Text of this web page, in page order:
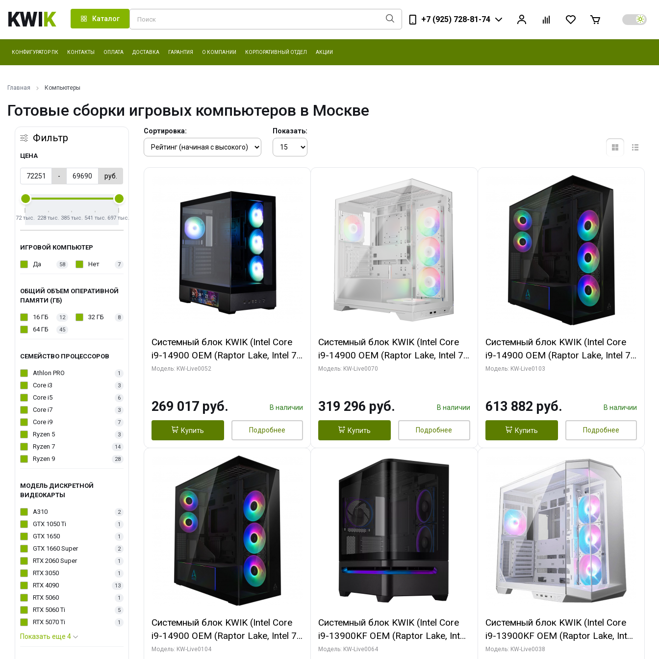
KWIK Каталог +7 (925) 728-81-74
КОНФИГУРАТОР ПК КОНТАКТЫ ОПЛАТА ДОСТАВКА ГАРАНТИЯ О КОМПАНИИ КОРПОРАТИВНЫЙ ОТДЕЛ АКЦИИ
Главная Компьютеры
Готовые сборки игровых компьютеров в Москве
Фильтр
ЦЕНА
- руб.
72 тыс. 228 тыс. 385 тыс. 541 тыс. 697 тыс.
ИГРОВОЙ КОМПЬЮТЕР
Да 58 Нет 7
ОБЩИЙ ОБЪЕМ ОПЕРАТИВНОЙ
ПАМЯТИ (ГБ)
16 ГБ 12 32 ГБ 8
64 ГБ 45
СЕМЕЙСТВО ПРОЦЕССОРОВ
Athlon PRO 1
Core i3 3
Core i5 6
Core i7 3
Core i9 7
Ryzen 5 3
Ryzen 7 14
Ryzen 9 28
МОДЕЛЬ ДИСКРЕТНОЙ
ВИДЕОКАРТЫ
A310 2
GTX 1050 Ti 1
GTX 1650 1
GTX 1660 Super 2
RTX 2060 Super 1
RTX 3050 1
RTX 4090 13
RTX 5060 1
RTX 5060 Ti 5
RTX 5070 Ti 1
Показать еще 4
Сортировка: Показать:
Системный блок KWIK (Intel Core
i9-14900 OEM (Raptor Lake, Intel 7,
C24 16EC/8PC// 64 ГБ ОЗУ (2
256bit 3xDP HD/ 512 ГБ SSD)
Модель: KW-Live0052
269 017 руб. В наличии
Купить Подробнее
Системный блок KWIK (Intel Core
i9-14900 OEM (Raptor Lake, Intel 7,
C24 16EC/8PC// 64 ГБ ОЗУ (2
GDDR7 256bit/ 960 ГБ SSD)
Модель: KW-Live0070
319 296 руб. В наличии
Купить Подробнее
Системный блок KWIK (Intel Core
i9-14900 OEM (Raptor Lake, Intel 7,
C24 16EC/8PC// 64 ГБ ОЗУ (2
Turbo/ 960 ГБ SSD)
Модель: KW-Live0103
613 882 руб. В наличии
Купить Подробнее
Системный блок KWIK (Intel Core
i9-14900 OEM (Raptor Lake, Intel 7,
C24 16EC/8PC// 64 ГБ ОЗУ (2
Модель: KW-Live0104
Системный блок KWIK (Intel Core
i9-13900KF OEM (Raptor Lake, Intel
7, C24 16EC/8P/ 64 ГБ ОЗУ (2
Модель: KW-Live0064
Системный блок KWIK (Intel Core
i9-13900KF OEM (Raptor Lake, Intel
7, C24 16EC/8P/ 32 ГБ ОЗУ (2
Модель: KW-Live0038